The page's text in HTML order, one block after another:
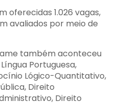
oferecidas 1.026 vagas,
avaliados por meio de
também aconteceu
Portuguesa,
Lógico-Quantitativo,
Direito
Direito